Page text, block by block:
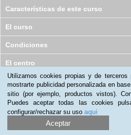
Características de este curso
El curso
Condiciones
El centro
Utilizamos cookies propias y de
mostrarte publicidad personalizada en
sitio (por ejemplo, productos vistos).
Puedes aceptar todas las cookies
configurar/rechazar su uso aqui
Aceptar